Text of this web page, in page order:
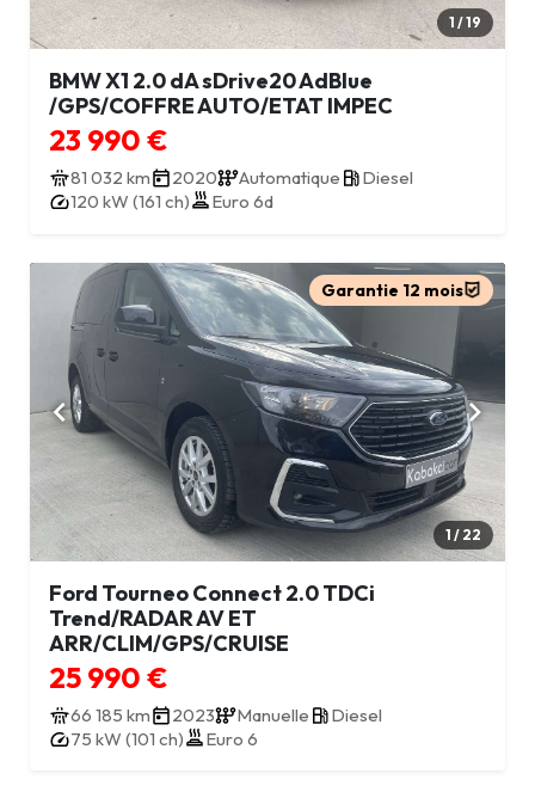
1 / 19
BMW X1 2.0 dA sDrive20 AdBlue
/GPS/COFFRE AUTO/ETAT IMPEC
23 990 €
81 032 km 2020 Automatique
Diesel
120 kW (161 ch)
Euro 6d
Garantie 12 mois
1 / 22
Ford Tourneo Connect 2.0 TDCi
Trend/RADAR AV ET
ARR/CLIM/GPS/CRUISE
25 990 €
66 185 km 2023 Manuelle
Diesel
75 kW (101 ch)
Euro 6